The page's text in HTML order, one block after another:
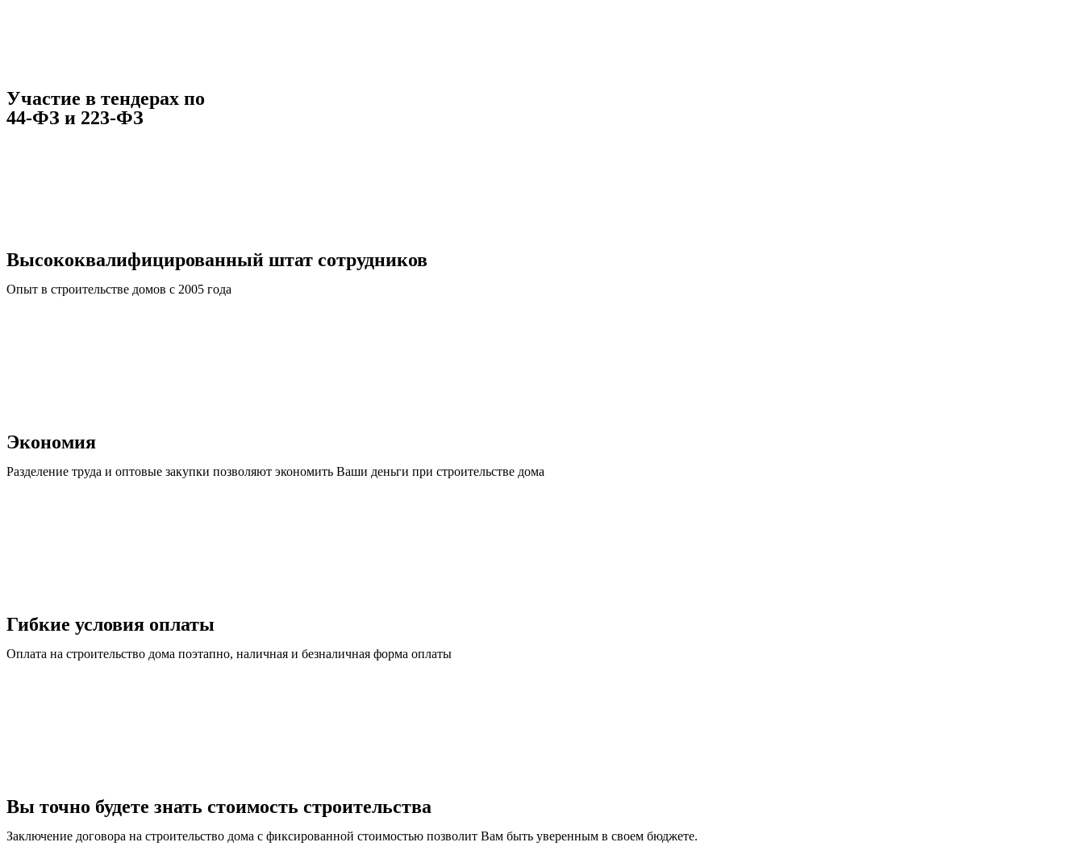
Участие в тендерах по
44-ФЗ и 223-ФЗ
Высококвалифицированный штат сотрудников
Опыт в строительстве домов с 2005 года
Экономия
Разделение труда и оптовые закупки позволяют экономить Ваши деньги при строительстве дома
Гибкие условия оплаты
Оплата на строительство дома поэтапно, наличная и безналичная форма оплаты
Вы точно будете знать стоимость строительства
Заключение договора на строительство дома с фиксированной стоимостью позволит Вам быть уверенным в своем бюджете.